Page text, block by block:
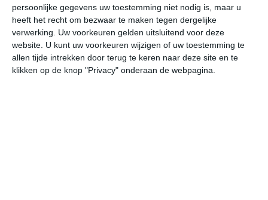
persoonlijke gegevens uw toestemming niet nodig is, maar u
heeft het recht om bezwaar te maken tegen dergelijke
verwerking. Uw voorkeuren gelden uitsluitend voor deze
website. U kunt uw voorkeuren wijzigen of uw toestemming te
allen tijde intrekken door terug te keren naar deze site en te
klikken op de knop "Privacy" onderaan de webpagina.
00:00 03:00 06:00 09:00 12:00
00:00 03:00 06:00 09:00 12:00